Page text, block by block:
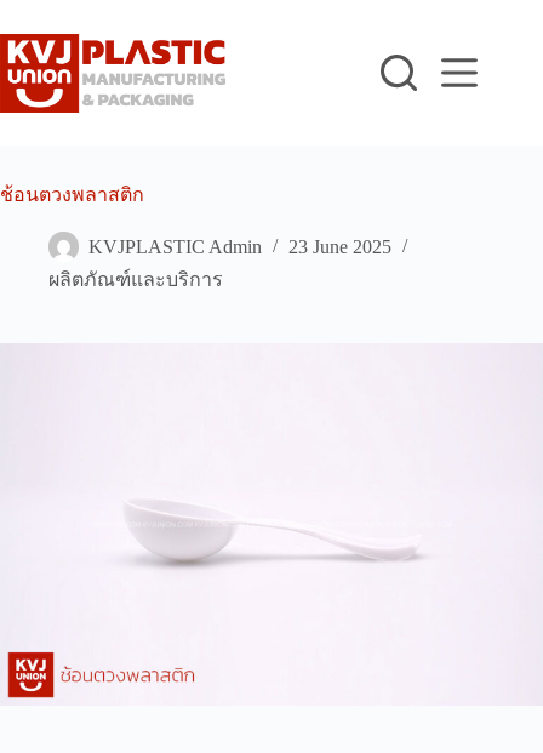
to
content
ช้อนตวงพลาสติก
KVJPLASTIC Admin
23 June 2025
ผลิตภัณฑ์และบริการ